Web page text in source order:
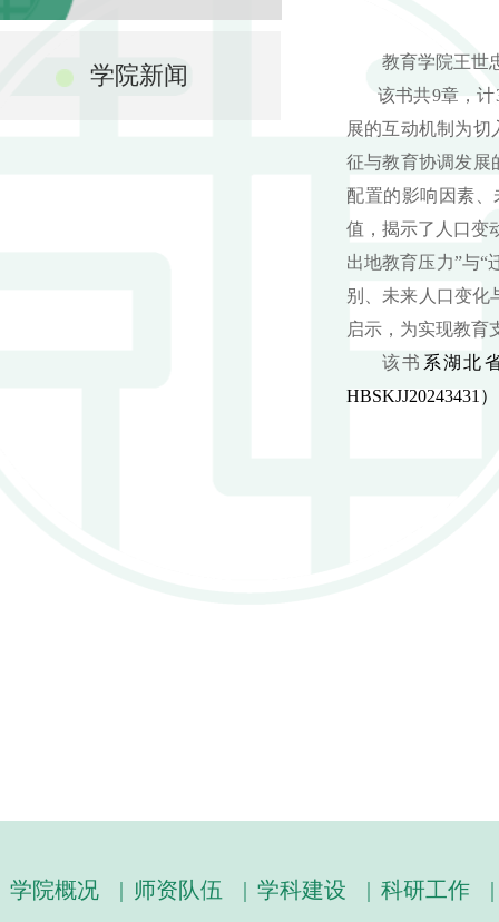
学院新闻
教育学院王世
该书共9章，计
展的互动机制为
征与教育协调发展
配置的影响因素
值，揭示了人口变
出地教育压力”与“
别、未来人口变化
启示，为实现教育
该书 系湖北
HBSKJJ20243431
学院概况 | 师资队伍 | 学科建设 | 科研工作
|